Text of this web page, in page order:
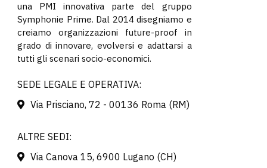
una PMI innovativa parte del gruppo
Symphonie Prime. Dal 2014 disegniamo e
creiamo organizzazioni future-proof in
grado di innovare, evolversi e adattarsi a
tutti gli scenari socio-economici.
SEDE LEGALE E OPERATIVA:
Via Prisciano, 72 - 00136 Roma (RM)
ALTRE SEDI:
Via Canova 15, 6900 Lugano (CH)